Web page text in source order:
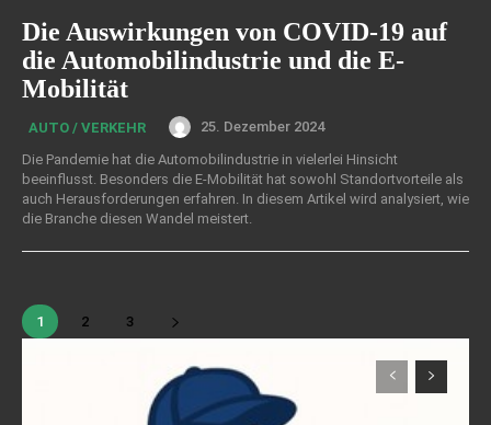
Die Auswirkungen von COVID-19 auf
die Automobilindustrie und die E-
Mobilität
AUTO / VERKEHR
25. Dezember 2024
Die Pandemie hat die Automobilindustrie in vielerlei Hinsicht
beeinflusst. Besonders die E-Mobilität hat sowohl Standortvorteile als
auch Herausforderungen erfahren. In diesem Artikel wird analysiert, wie
die Branche diesen Wandel meistert.
1 2 3